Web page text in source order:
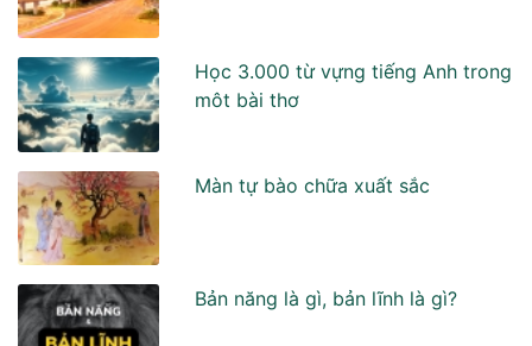
Học 3.000 từ vựng tiếng Anh trong
môt bài thơ
Màn tự bào chữa xuất sắc
Bản năng là gì, bản lĩnh là gì?